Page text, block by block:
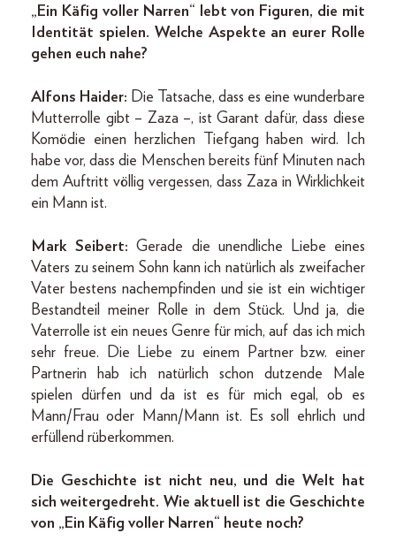
„Ein Käfig voller Narren“ lebt von Figuren, die mit
Identität spielen. Welche Aspekte an eurer Rolle
gehen euch nahe?
Alfons Haider: Die Tatsache, dass es eine wunderbare
Mutterrolle gibt – Zaza –, ist Garant dafür, dass diese
Komödie einen herzlichen Tiefgang haben wird. Ich
habe vor, dass die Menschen bereits fünf Minuten nach
dem Auftritt völlig vergessen, dass Zaza in Wirklichkeit
ein Mann ist.
Mark Seibert:Gerade die unendliche Liebe eines
Vaters zu seinem Sohn kann ich natürlich als zweifacher
Vater bestens nachempfinden und sie ist ein wichtiger
Bestandteil meiner Rolle in dem Stück. Und ja, die
Vaterrolle ist ein neues Genre für mich, auf das ich mich
sehr freue. Die Liebe zu einem Partner bzw. einer
Partnerin hab ich natürlich schon dutzende Male
spielen dürfen und da ist es für mich egal, ob es
Mann/Frau oder Mann/Mann ist. Es soll ehrlich und
erfüllend rüberkommen.
Die Geschichte ist nicht neu, und die Welt hat
sich weitergedreht. Wie aktuell ist die Geschichte
von „Ein Käfig voller Narren“ heute noch?